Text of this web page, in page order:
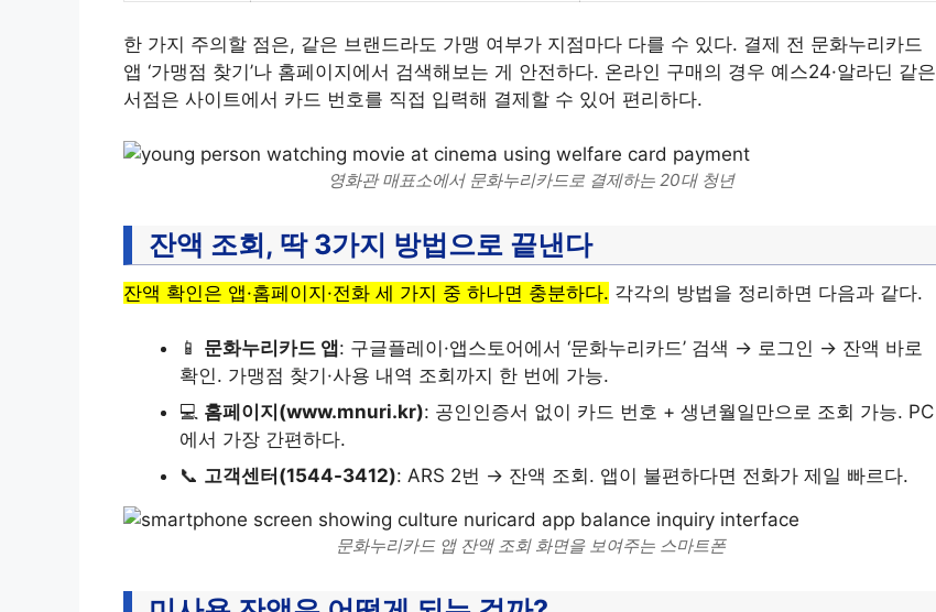
한 가지 주의할 점은, 같은 브랜드라도 가맹 여부가 지점마다 다를 수 있다. 결제 전 문화누리카드
앱 ‘가맹점 찾기’나 홈페이지에서 검색해보는 게 안전하다. 온라인 구매의 경우 예스24·알라딘 같은
서점은 사이트에서 카드 번호를 직접 입력해 결제할 수 있어 편리하다.
영화관 매표소에서 문화누리카드로 결제하는 20대 청년
잔액 조회, 딱 3가지 방법으로 끝낸다
잔액 확인은 앱·홈페이지·전화 세 가지 중 하나면 충분하다. 각각의 방법을 정리하면 다음과 같다.
📱 문화누리카드 앱 : 구글플레이·앱스토어에서 ‘문화누리카드’ 검색 → 로그인 → 잔액 바로
확인. 가맹점 찾기·사용 내역 조회까지 한 번에 가능.
💻 홈페이지(www.mnuri.kr): 공인인증서 없이 카드 번호 + 생년월일만으로 조회 가능. PC
에서 가장 간편하다.
📞 고객센터(1544-3412): ARS 2번 → 잔액 조회. 앱이 불편하다면 전화가 제일 빠르다.
문화누리카드 앱 잔액 조회 화면을 보여주는 스마트폰